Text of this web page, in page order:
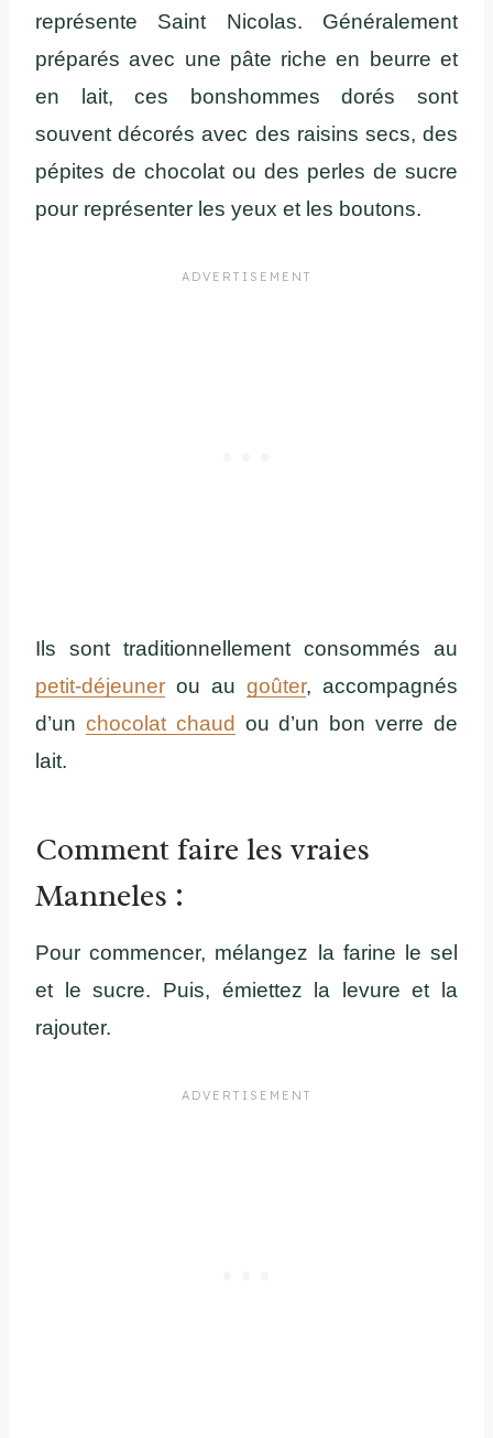
représente Saint Nicolas. Généralement
préparés avec une pâte riche en beurre et
en lait, ces bonshommes dorés sont
souvent décorés avec des raisins secs, des
pépites de chocolat ou des perles de sucre
pour représenter les yeux et les boutons.
Ils sont traditionnellement consommés au
petit-déjeuner ou au goûter, accompagnés
d’un chocolat chaud ou d’un bon verre de
lait.
Comment faire les vraies
Manneles :
Pour commencer, mélangez la farine le sel
et le sucre. Puis, émiettez la levure et la
rajouter.